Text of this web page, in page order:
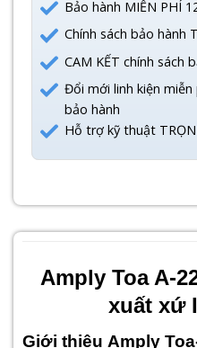
Bảo hành MIỄN PHÍ
Chính sách bảo hành
CAM KẾT chính sách
Đổi mới linh kiện
bảo hành
Hỗ trợ kỹ thuật
Amply Toa A-
xuất xứ
Giới thiệu Amply